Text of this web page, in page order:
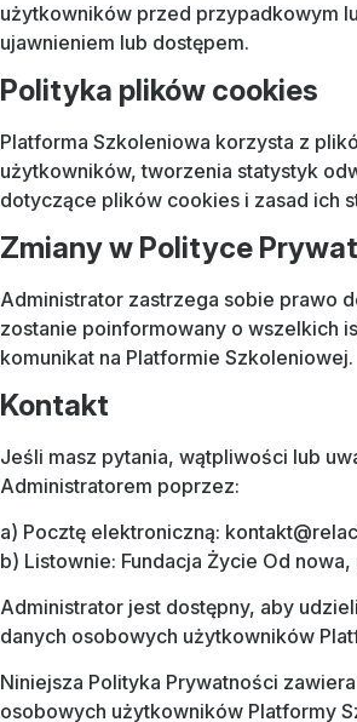
użytkowników przed przypadkowym
ujawnieniem lub dostępem.
Polityka plików cookies
Platforma Szkoleniowa korzysta z
użytkowników, tworzenia statystyk
dotyczące plików cookies i zasad ich
Zmiany w Polityce
Administrator zastrzega sobie prawo
zostanie poinformowany o wszelkich
komunikat na Platformie Szkoleniowej.
Kontakt
Jeśli masz pytania, wątpliwości lub
Administratorem poprzez:
a) Pocztę elektroniczną:
b) Listownie: Fundacja Życie Od
Administrator jest dostępny, aby
danych osobowych użytkowników
Niniejsza Polityka Prywatności
osobowych użytkowników Platformy